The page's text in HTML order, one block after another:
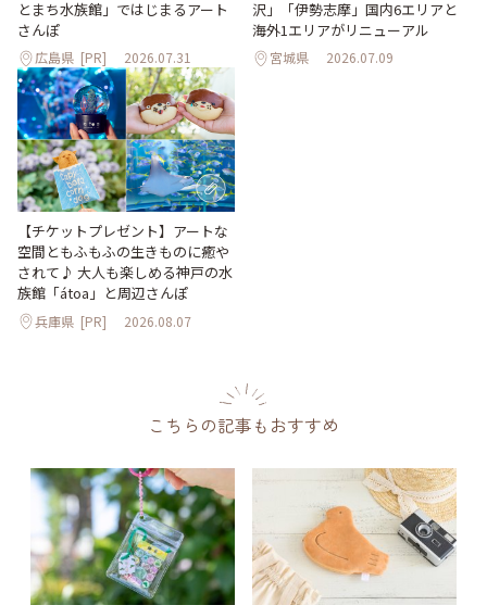
とまち水族館」ではじまるアート
さんぽ
広島県 [PR] 2026.07.31
沢」「伊勢志摩」国内6エリアと
海外1エリアがリニューアル
宮城県 2026.07.09
【チケットプレゼント】アートな
空間ともふもふの生きものに癒や
されて♪ 大人も楽しめる神戸の水
族館「átoa」と周辺さんぽ
兵庫県 [PR] 2026.08.07
こちらの記事もおすすめ